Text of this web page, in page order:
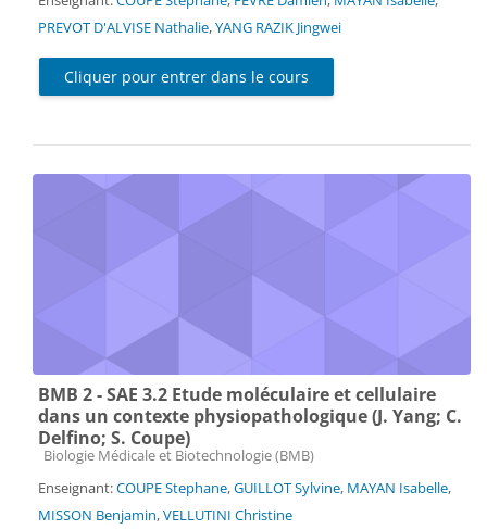
PREVOT D'ALVISE Nathalie,YANG RAZIK Jingwei
Cliquer pour entrer dans le cours
BMB 2 - SAE 3.2 Etude moléculaire et cellulaire
dans un contexte physiopathologique (J. Yang; C.
Delfino; S. Coupe)
Catégorie de cours
Biologie Médicale et Biotechnologie (BMB)
Enseignant:COUPE Stephane,GUILLOT Sylvine, MAYAN Isabelle,
MISSON Benjamin,VELLUTINI Christine